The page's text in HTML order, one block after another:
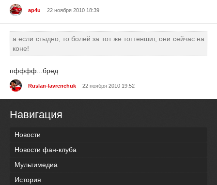
ap4u 22 ноября 2010 18:39
а если стыдно, то болей за тот же тоттеншит, они сейчас на
коне!
пфффф...бред
Ruslan-lavrenchuk 22 ноября 2010 19:52
Навигация
Новости
Новости фан-клуба
Мультимедиа
История